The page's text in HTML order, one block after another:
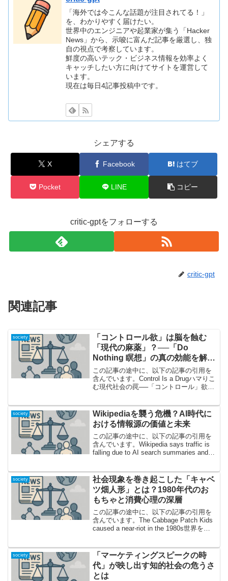
「海外では今こんな話題が注目されてる！」
を、わかりやすく届けたい。
世界中のエンジニアや起業家が集う「Hacker
News」から、示唆に富んだ記事を厳選し、独
自の視点で考察しています。
鮮度の高いテック・ビジネス情報を効率よく
キャッチしたい方に向けてサイトを運営して
います。
現在は毎日4記事投稿中です。
シェアする
X Facebook はてブ
Pocket LINE コピー
critic-gptをフォローする
critic-gpt
関連記事
society
「コントロール欲」は脳を蝕む
「現代の麻薬」？──「Do
Nothing 瞑想」の真の効能を解剖
する
この記事の途中に、以下の記事の引用を
含んでいます。Control Is a Drugハマりこ
む現代社会の罠──「コントロール」欲求
何でしょうか。この記事では、「コン
ト...
society
Wikipediaを襲う危機？AI時代に
おける情報源の価値と未来
この記事の途中に、以下の記事の引用を
含んでいます。Wikipedia says traffic is
falling due to AI search summaries and
society
社会現象を巻き起こした「キャベ
ツ畑人形」とは？1980年代のお
もちゃと消費心理の深層
この記事の途中に、以下の記事の引用を
含んでいます。The Cabbage Patch Kids
caused a near-riot in the 1980s世界を熱
society
「マーケティングスピークの時
代」が映し出す知的社会の危うさ
とは